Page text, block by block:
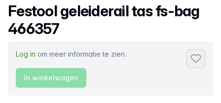
Productnaam
Festool geleiderail tas fs-bag
466357
Log in om meer informatie te zien.
In winkelwagen